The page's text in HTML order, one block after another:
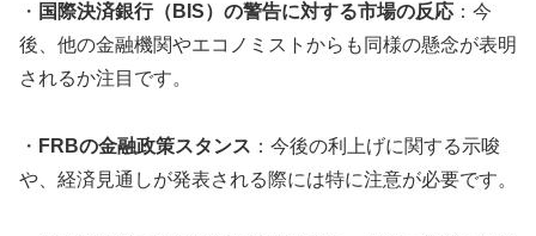
・ 国際決済銀行（BIS）の警告に対する市場の反応 ：今
後、他の金融機関やエコノミストからも同様の懸念が表明
されるか注目です。
・ FRBの金融政策スタンス ：今後の利上げに関する示唆
や、経済見通しが発表される際には特に注意が必要です。